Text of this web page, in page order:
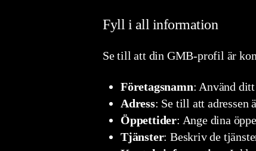
Fyll i all information
Se till att din GMB-profil är
Företagsnamn: Använd
Adress: Se till att adressen
Öppettider: Ange dina
Tjänster: Beskriv de